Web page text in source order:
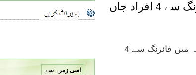
اسلام آباد: گولڑہ میں فائرنگ سے 4 افراد جاں
- اسلام آباد......اسلام آباد کے علاقے گولڑہ میں فائرنگ سے 4
اسی زمرہ سے